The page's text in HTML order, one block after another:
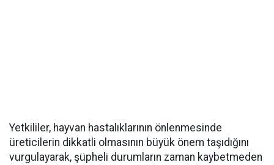
Yetkililer, hayvan hastalıklarının önlenmesinde
üreticilerin dikkatli olmasının büyük önem taşıdığını
vurgulayarak, şüpheli durumların zaman kaybetmeden